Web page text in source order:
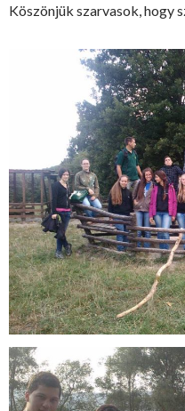
Köszönjük szarvasok, hogy